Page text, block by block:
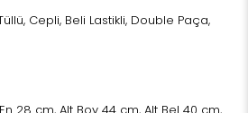
Tüllü, Cepli, Beli Lastikli, Double Paça,